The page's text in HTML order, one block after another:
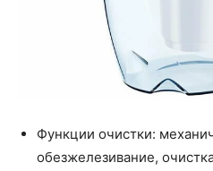
Функции очистки:
обезжелезивание,